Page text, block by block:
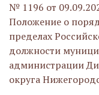
№ 1196 от
Положение о
пределах
должности
администрации
округа